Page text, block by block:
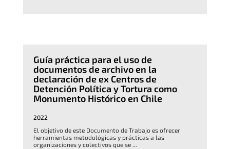
Guía práctica para el uso de
documentos de archivo en la
declaración de ex Centros de
Detención Política y Tortura como
Monumento Histórico en Chile
2022
El objetivo de este Documento de Trabajo es ofrecer
herramientas metodológicas y prácticas a las
organizaciones y colectivos que se ...